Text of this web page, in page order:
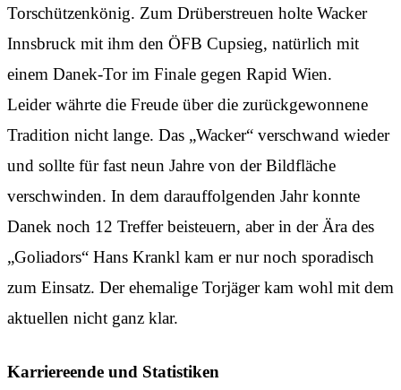
Torschützenkönig. Zum Drüberstreuen holte Wacker
Innsbruck mit ihm den ÖFB Cupsieg, natürlich mit
einem Danek-Tor im Finale gegen Rapid Wien.
Leider währte die Freude über die zurückgewonnene
Tradition nicht lange. Das „Wacker“ verschwand wieder
und sollte für fast neun Jahre von der Bildfläche
verschwinden. In dem darauffolgenden Jahr konnte
Danek noch 12 Treffer beisteuern, aber in der Ära des
„Goliadors“ Hans Krankl kam er nur noch sporadisch
zum Einsatz. Der ehemalige Torjäger kam wohl mit dem
aktuellen nicht ganz klar.
Karriereende und Statistiken